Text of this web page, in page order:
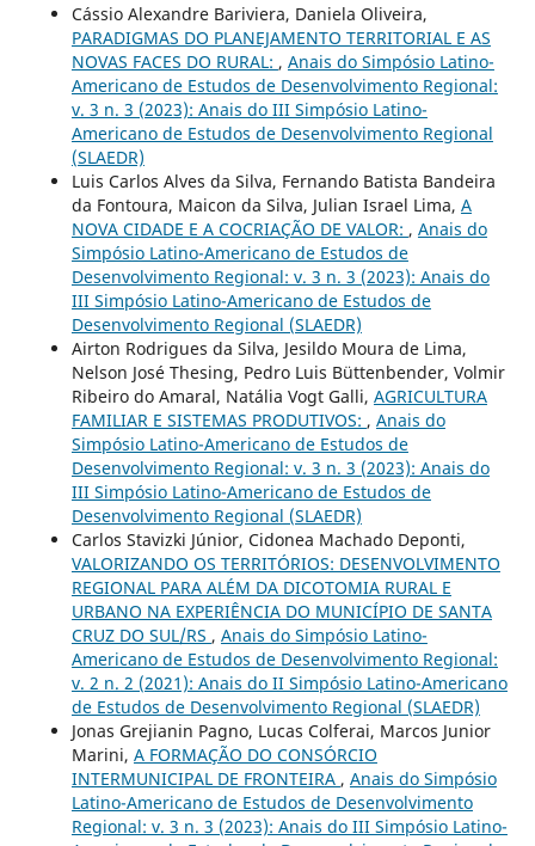
Cássio Alexandre Bariviera, Daniela Oliveira,
PARADIGMAS DO PLANEJAMENTO TERRITORIAL E AS
NOVAS FACES DO RURAL: , Anais do Simpósio Latino-
Americano de Estudos de Desenvolvimento Regional:
v. 3 n. 3 (2023): Anais do III Simpósio Latino-
Americano de Estudos de Desenvolvimento Regional
(SLAEDR)
Luis Carlos Alves da Silva, Fernando Batista Bandeira
da Fontoura, Maicon da Silva, Julian Israel Lima, A
NOVA CIDADE E A COCRIAÇÃO DE VALOR: , Anais do
Simpósio Latino-Americano de Estudos de
Desenvolvimento Regional: v. 3 n. 3 (2023): Anais do
III Simpósio Latino-Americano de Estudos de
Desenvolvimento Regional (SLAEDR)
Airton Rodrigues da Silva, Jesildo Moura de Lima,
Nelson José Thesing, Pedro Luis Büttenbender, Volmir
Ribeiro do Amaral, Natália Vogt Galli, AGRICULTURA
FAMILIAR E SISTEMAS PRODUTIVOS: , Anais do
Simpósio Latino-Americano de Estudos de
Desenvolvimento Regional: v. 3 n. 3 (2023): Anais do
III Simpósio Latino-Americano de Estudos de
Desenvolvimento Regional (SLAEDR)
Carlos Stavizki Júnior, Cidonea Machado Deponti,
VALORIZANDO OS TERRITÓRIOS: DESENVOLVIMENTO
REGIONAL PARA ALÉM DA DICOTOMIA RURAL E
URBANO NA EXPERIÊNCIA DO MUNICÍPIO DE SANTA
CRUZ DO SUL/RS , Anais do Simpósio Latino-
Americano de Estudos de Desenvolvimento Regional:
v. 2 n. 2 (2021): Anais do II Simpósio Latino-Americano
de Estudos de Desenvolvimento Regional (SLAEDR)
Jonas Grejianin Pagno, Lucas Colferai, Marcos Junior
Marini, A FORMAÇÃO DO CONSÓRCIO
INTERMUNICIPAL DE FRONTEIRA , Anais do Simpósio
Latino-Americano de Estudos de Desenvolvimento
Regional: v. 3 n. 3 (2023): Anais do III Simpósio Latino-